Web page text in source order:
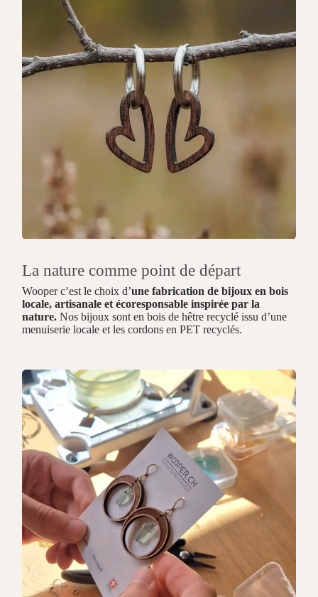
La nature comme point de départ
Wooper c’est le choix d’une fabrication de bijoux en bois
locale, artisanale et écoresponsable inspirée par la
nature. Nos bijoux sont en bois de hêtre recyclé issu d’une
menuiserie locale et les cordons en PET recyclés.